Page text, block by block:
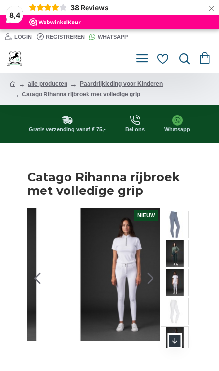
8,4
38 Reviews ×
LOGIN REGISTREREN WHATSAPP
alle producten
Paardrijkleding voor Kinderen
Catago Rihanna rijbroek met volledige grip
Gratis verzending vanaf € 75,- Bel ons Whatsapp
Catago Rihanna rijbroek
met volledige grip
NIEUW